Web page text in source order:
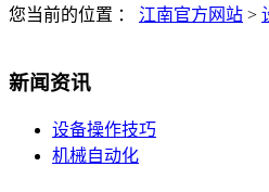
您当前的位置 ： 江南官方网站 >
新闻资讯
设备操作技巧
机械自动化